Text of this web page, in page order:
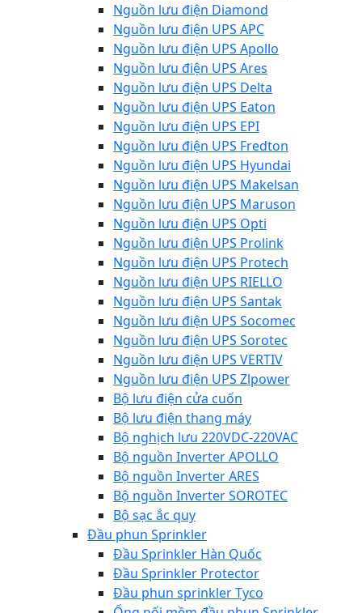
Nguồn lưu điện Diamond
Nguồn lưu điện UPS APC
Nguồn lưu điện UPS Apollo
Nguồn lưu điện UPS Ares
Nguồn lưu điện UPS Delta
Nguồn lưu điện UPS Eaton
Nguồn lưu điện UPS EPI
Nguồn lưu điện UPS Fredton
Nguồn lưu điện UPS Hyundai
Nguồn lưu điện UPS Makelsan
Nguồn lưu điện UPS Maruson
Nguồn lưu điện UPS Opti
Nguồn lưu điện UPS Prolink
Nguồn lưu điện UPS Protech
Nguồn lưu điện UPS RIELLO
Nguồn lưu điện UPS Santak
Nguồn lưu điện UPS Socomec
Nguồn lưu điện UPS Sorotec
Nguồn lưu điện UPS VERTIV
Nguồn lưu điện UPS Zlpower
Bộ lưu điện cửa cuốn
Bộ lưu điện thang máy
Bộ nghịch lưu 220VDC-220VAC
Bộ nguồn Inverter APOLLO
Bộ nguồn Inverter ARES
Bộ nguồn Inverter SOROTEC
Bộ sạc ắc quy
Đầu phun Sprinkler
Đầu Sprinkler Hàn Quốc
Đầu Sprinkler Protector
Đầu phun sprinkler Tyco